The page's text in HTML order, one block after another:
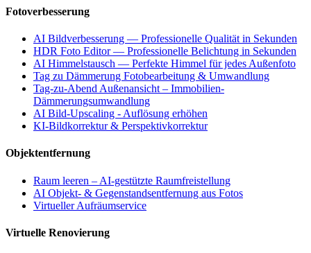
Fotoverbesserung
AI Bildverbesserung — Professionelle Qualität in Sekunden
HDR Foto Editor — Professionelle Belichtung in Sekunden
AI Himmelstausch — Perfekte Himmel für jedes Außenfoto
Tag zu Dämmerung Fotobearbeitung & Umwandlung
Tag-zu-Abend Außenansicht – Immobilien-
Dämmerungsumwandlung
AI Bild-Upscaling - Auflösung erhöhen
KI-Bildkorrektur & Perspektivkorrektur
Objektentfernung
Raum leeren – AI-gestützte Raumfreistellung
AI Objekt- & Gegenstandsentfernung aus Fotos
Virtueller Aufräumservice
Virtuelle Renovierung